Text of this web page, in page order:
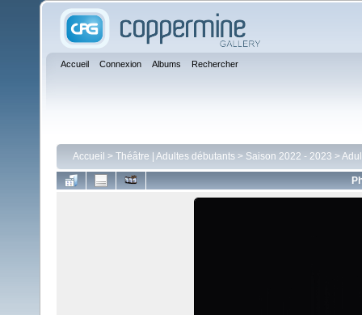
Accueil Connexion Albums Rechercher
Accueil > Théâtre | Adultes débutants > Saison 2022 - 2023 >